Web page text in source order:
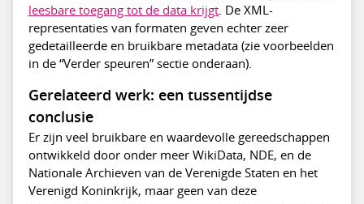
leesbare toegang tot de data krijgt. De XML-
representaties van formaten geven echter zeer
gedetailleerde en bruikbare metadata (zie voorbeelden
in de “Verder speuren” sectie onderaan).
Gerelateerd werk: een tussentijdse
conclusie
Er zijn veel bruikbare en waardevolle gereedschappen
ontwikkeld door onder meer WikiData, NDE, en de
Nationale Archieven van de Verenigde Staten en het
Verenigd Koninkrijk, maar geen van deze